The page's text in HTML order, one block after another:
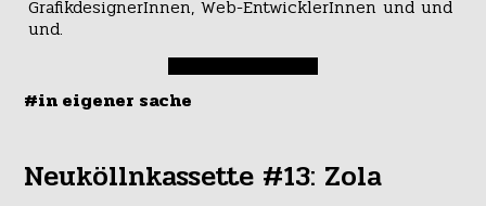
GrafikdesignerInnen, Web-EntwicklerInnen und und
und.
#in eigener sache
Neuköllnkassette #13: Zola